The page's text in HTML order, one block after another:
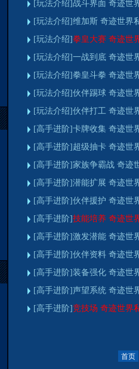
[玩法介绍]战斗界面 奇迹世
[玩法介绍]维加斯 奇迹世界
[玩法介绍]拳皇大赛 奇迹世
[玩法介绍]一战到底 奇迹世
[玩法介绍]拳皇斗拳 奇迹世
[玩法介绍]伙伴踢球 奇迹世
[玩法介绍]伙伴打工 奇迹世
[高手进阶]卡牌收集 奇迹世
[高手进阶]超级抽卡 奇迹世
[高手进阶]家族争霸战 奇迹
[高手进阶]潜能扩展 奇迹世
[高手进阶]伙伴援护 奇迹世
[高手进阶]技能培养 奇迹世
[高手进阶]激发潜能 奇迹世
[高手进阶]伙伴资料 奇迹世
[高手进阶]装备强化 奇迹世
[高手进阶]声望系统 奇迹世
[高手进阶]竞技场 奇迹世界
首页